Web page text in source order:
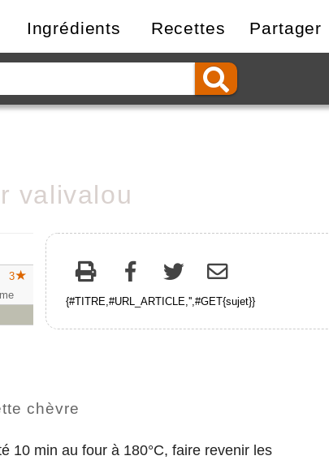
Ingrédients Recettes Partager
valivalou
3
{#TITRE,#URL_ARTICLE,'',#GET{sujet}}
chèvre
10 min au four à 180°C, faire revenir les